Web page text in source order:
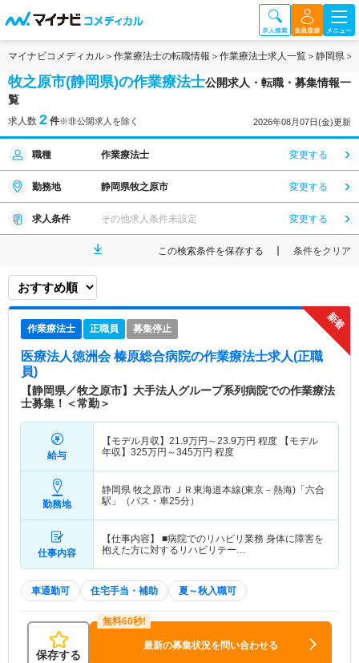
マイナビコメディカル 作業療法士の転職情報 作業療法士求人一覧 静岡県
牧之原市(静岡県)の作業療法士公開求人・転職・募集情報一
覧
求人数 2 件※非公開求人を除く 2026年08月07日(金)更新
職種 作業療法士 変更する
勤務地 静岡県牧之原市 変更する
求人条件 その他求人条件未設定 変更する
この検索条件を保存する 条件をクリア
作業療法士 正職員 募集停止
医療法人徳洲会 榛原総合病院の作業療法士求人(正職
員)
【静岡県／牧之原市】大手法人グループ系列病院での作業療法
士募集！＜常勤＞
給与
【モデル月収】 21.9万円～23.9万円 程度 【モデル
年収】 325万円～345万円 程度
勤務地
静岡県 牧之原市 ＪＲ東海道本線(東京－熱海)「六合
駅」（バス・車25分）
仕事内容
【仕事内容】 ■病院でのリハビリ業務 身体に障害を
抱えた方に対するリハビリテー…
車通勤可 住宅手当・補助 夏～秋入職可
保存する
最新の募集状況を問い合わせる